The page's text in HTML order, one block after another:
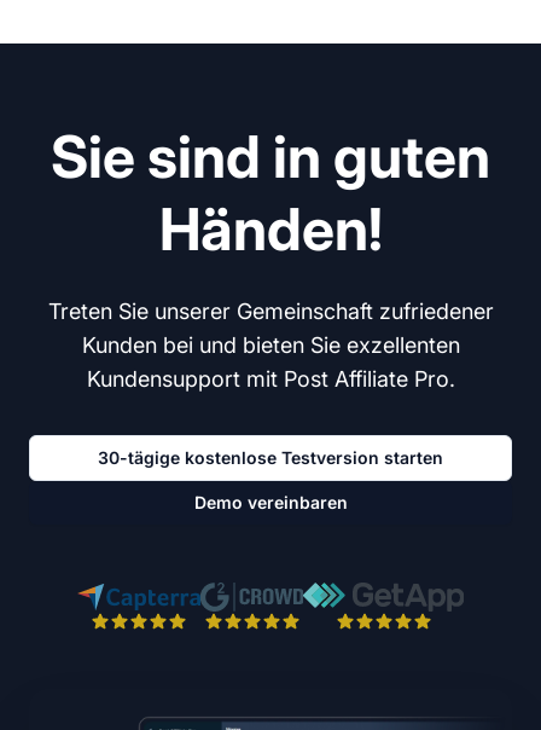
Sie sind in guten
Händen!
Treten Sie unserer Gemeinschaft zufriedener
Kunden bei und bieten Sie exzellenten
Kundensupport mit Post Affiliate Pro.
30-tägige kostenlose Testversion starten
Demo vereinbaren